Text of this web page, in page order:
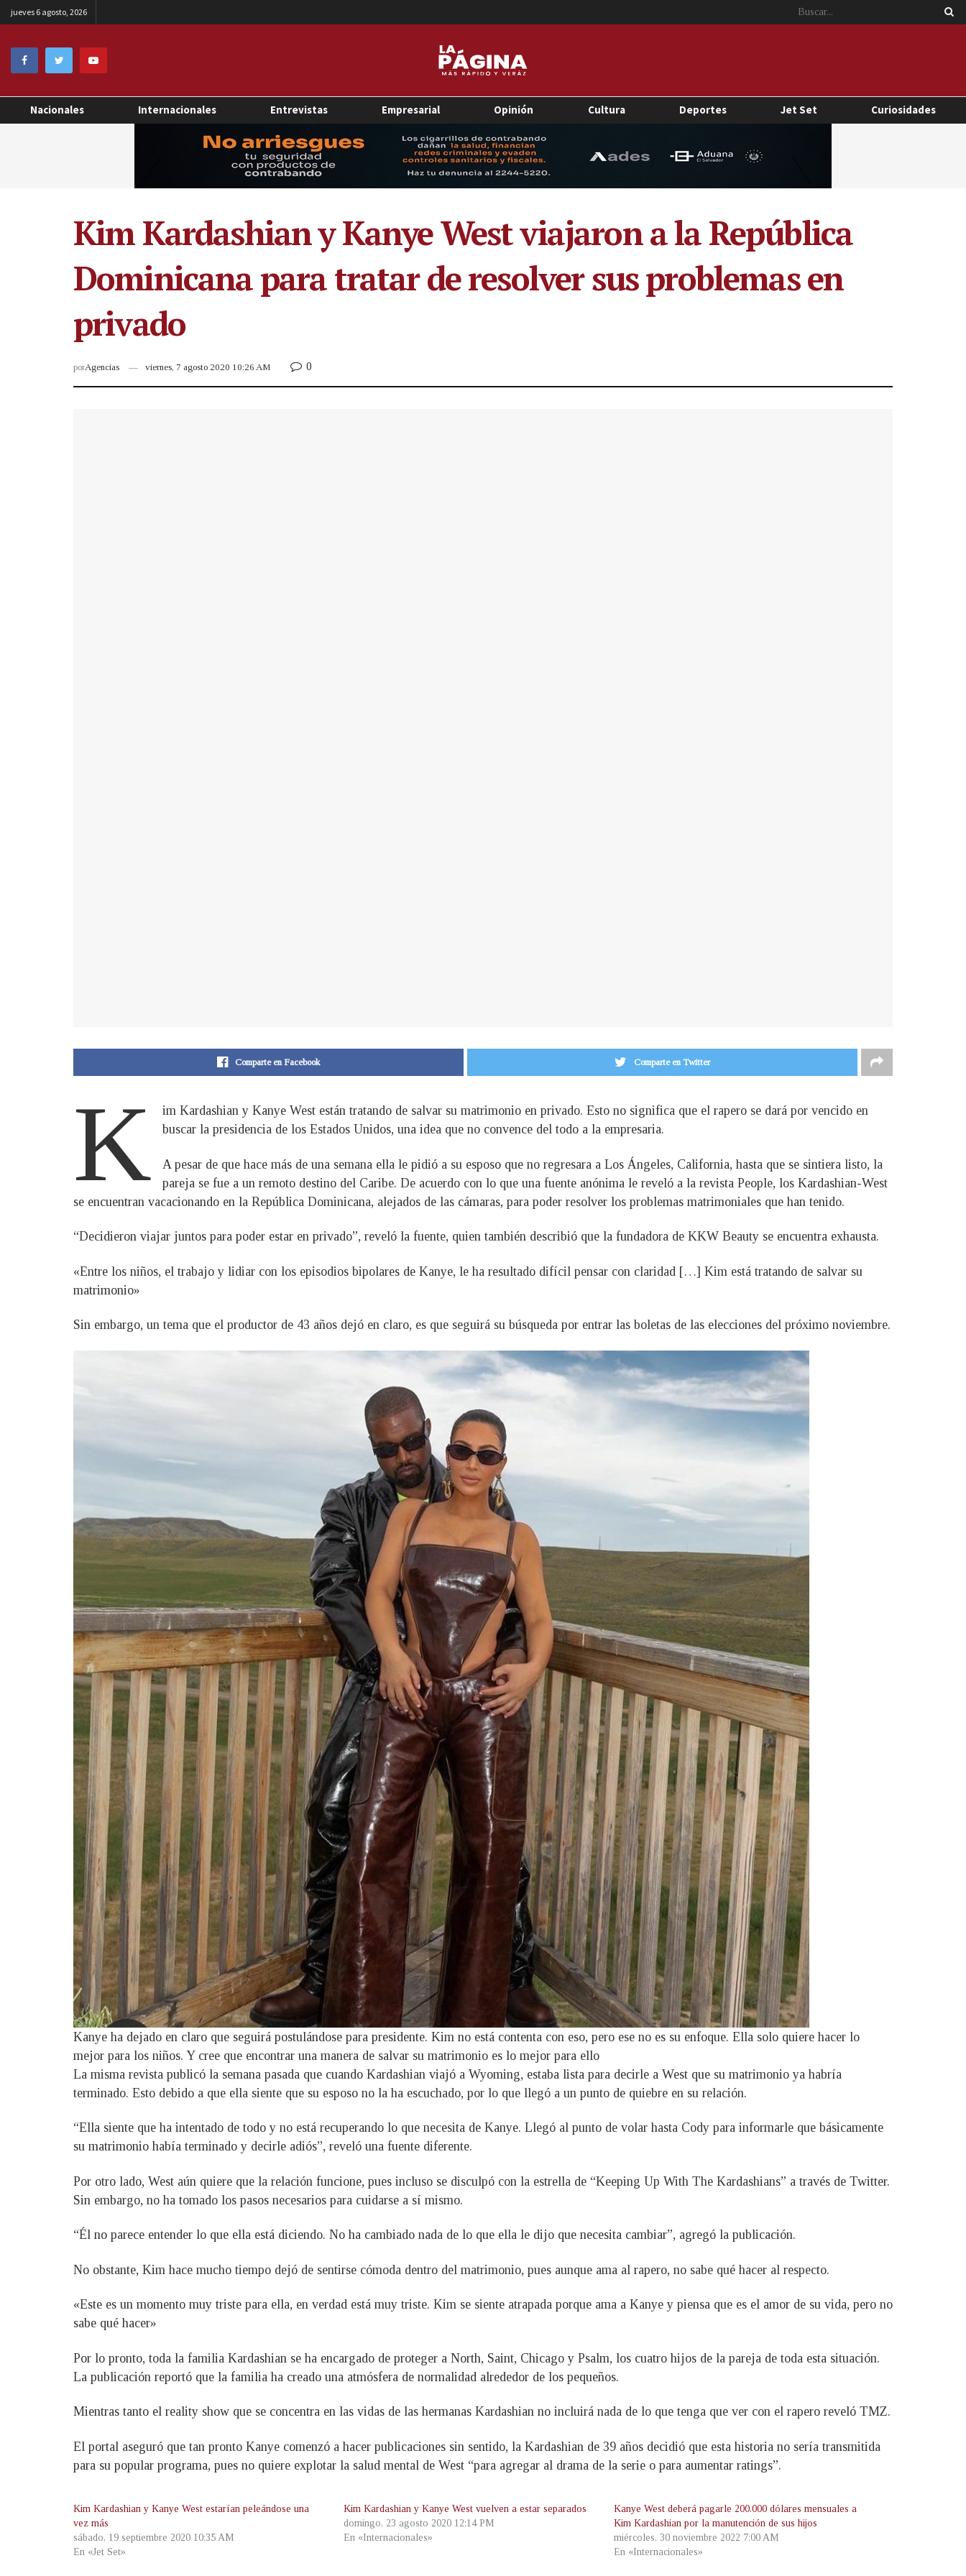
jueves 6 agosto, 2026
Nacionales Internacionales Entrevistas Empresarial Opinión Cultura Deportes Jet Set Curiosidades
Kim Kardashian y Kanye West viajaron a la República
Dominicana para tratar de resolver sus problemas en
privado
porAgencias viernes, 7 agosto 2020 10:26 AM 0
Comparte en Facebook Comparte en Twitter
K
im Kardashian y Kanye West están tratando de salvar su matrimonio en privado. Esto no significa que el rapero se dará por vencido en
buscar la presidencia de los Estados Unidos, una idea que no convence del todo a la empresaria.
A pesar de que hace más de una semana ella le pidió a su esposo que no regresara a Los Ángeles, California, hasta que se sintiera listo, la
pareja se fue a un remoto destino del Caribe. De acuerdo con lo que una fuente anónima le reveló a la revista People, los Kardashian-West
se encuentran vacacionando en la República Dominicana, alejados de las cámaras, para poder resolver los problemas matrimoniales que han tenido.
“Decidieron viajar juntos para poder estar en privado”, reveló la fuente, quien también describió que la fundadora de KKW Beauty se encuentra exhausta.
«Entre los niños, el trabajo y lidiar con los episodios bipolares de Kanye, le ha resultado difícil pensar con claridad […] Kim está tratando de salvar su
matrimonio»
Sin embargo, un tema que el productor de 43 años dejó en claro, es que seguirá su búsqueda por entrar las boletas de las elecciones del próximo noviembre.
Kanye ha dejado en claro que seguirá postulándose para presidente. Kim no está contenta con eso, pero ese no es su enfoque. Ella solo quiere hacer lo
mejor para los niños. Y cree que encontrar una manera de salvar su matrimonio es lo mejor para ello
La misma revista publicó la semana pasada que cuando Kardashian viajó a Wyoming, estaba lista para decirle a West que su matrimonio ya habría
terminado. Esto debido a que ella siente que su esposo no la ha escuchado, por lo que llegó a un punto de quiebre en su relación.
“Ella siente que ha intentado de todo y no está recuperando lo que necesita de Kanye. Llegó al punto de volar hasta Cody para informarle que básicamente
su matrimonio había terminado y decirle adiós”, reveló una fuente diferente.
Por otro lado, West aún quiere que la relación funcione, pues incluso se disculpó con la estrella de “Keeping Up With The Kardashians” a través de Twitter.
Sin embargo, no ha tomado los pasos necesarios para cuidarse a sí mismo.
“Él no parece entender lo que ella está diciendo. No ha cambiado nada de lo que ella le dijo que necesita cambiar”, agregó la publicación.
No obstante, Kim hace mucho tiempo dejó de sentirse cómoda dentro del matrimonio, pues aunque ama al rapero, no sabe qué hacer al respecto.
«Este es un momento muy triste para ella, en verdad está muy triste. Kim se siente atrapada porque ama a Kanye y piensa que es el amor de su vida, pero no
sabe qué hacer»
Por lo pronto, toda la familia Kardashian se ha encargado de proteger a North, Saint, Chicago y Psalm, los cuatro hijos de la pareja de toda esta situación.
La publicación reportó que la familia ha creado una atmósfera de normalidad alrededor de los pequeños.
Mientras tanto el reality show que se concentra en las vidas de las hermanas Kardashian no incluirá nada de lo que tenga que ver con el rapero reveló TMZ.
El portal aseguró que tan pronto Kanye comenzó a hacer publicaciones sin sentido, la Kardashian de 39 años decidió que esta historia no sería transmitida
para su popular programa, pues no quiere explotar la salud mental de West “para agregar al drama de la serie o para aumentar ratings”.
Kim Kardashian y Kanye West estarían peleándose una
vez más
sábado, 19 septiembre 2020 10:35 AM
En «Jet Set»
Kim Kardashian y Kanye West vuelven a estar separados
domingo, 23 agosto 2020 12:14 PM
En «Internacionales»
Kanye West deberá pagarle 200.000 dólares mensuales a
Kim Kardashian por la manutención de sus hijos
miércoles, 30 noviembre 2022 7:00 AM
En «Internacionales»